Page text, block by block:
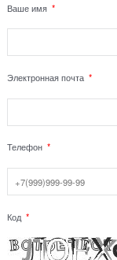
Ваше имя
Электронная почта
Телефон
Код